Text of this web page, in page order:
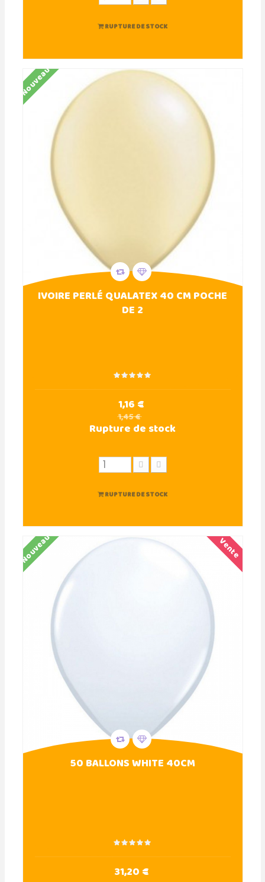
RUPTURE DE STOCK
Nouveau
IVOIRE PERLÉ QUALATEX 40 CM POCHE
DE 2
1,16 €
1,45 €
Rupture de stock
RUPTURE DE STOCK
Nouveau Vente
50 BALLONS WHITE 40CM
31,20 €